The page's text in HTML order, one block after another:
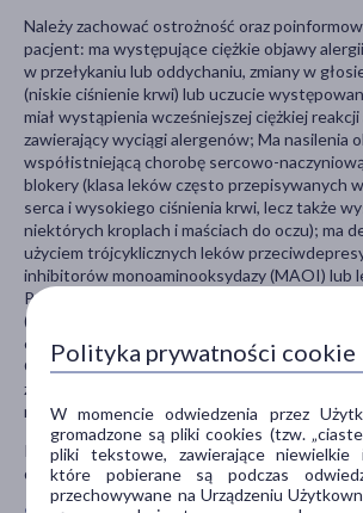
Należy zachować ostrożność oraz
pacjent: ma występujące ciężkie objawy
w przełykaniu lub oddychaniu, zmiany w
(niskie ciśnienie krwi) lub uczucie
miał wystąpienia wcześniejszej ciężkiej
zawierający wyciągi alergenów; Ma nasilenia
współistniejącą chorobę sercowo-
blokery (klasa leków często przepisywanych
serca i wysokiego ciśnienia krwi, lecz także
niektórych kroplach i maściach do oczu); ma
użyciem trójcyklicznych leków
inhibitorów monoaminooksydazy (MAOI) lub
Parkinsona z użyciem inhibitorów
(COMT); ma planowany zabieg w obrębie
ekstrakcję zęba (pacjent powinien przerwać
Oralair do momentu całkowitego wygojenia);
zgagę czy trudności z przełykaniem;
ma chorobę autoimmunologiczną w remisji.
Przechowywać w miejscu niewidocznym i
dzieci.
Polityka prywatności cookie
W momencie odwiedzenia przez
gromadzone są pliki cookies (tzw.
pliki tekstowe, zawierające niewielkie
które pobierane są podczas
przechowywane na Urządzeniu